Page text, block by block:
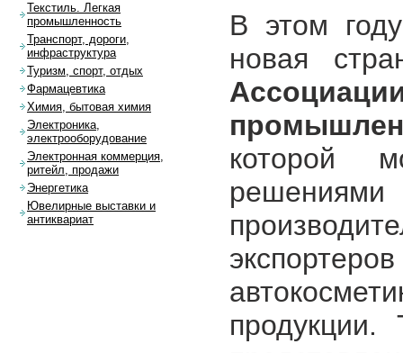
В этом
новая
которой
решениями
Текстиль. Легкая
промышленность
Транспорт, дороги,
инфраструктура
Туризм, спорт, отдых
Фармацевтика
Химия, бытовая химия
Электроника,
электрооборудование
Электронная коммерция,
ритейл, продажи
Энергетика
Ювелирные выставки и
антиквариат